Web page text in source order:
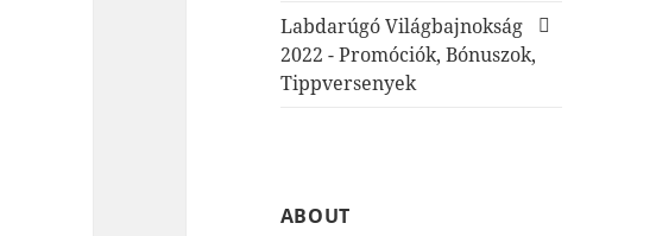
Labdarúgó Világbajnokság
2022 - Promóciók, Bónuszok,
Tippversenyek
expand
child
menu
ABOUT